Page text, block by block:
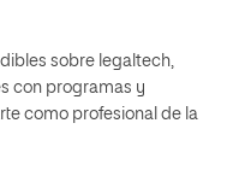
sobre legaltech,
con programas y
como profesional de la